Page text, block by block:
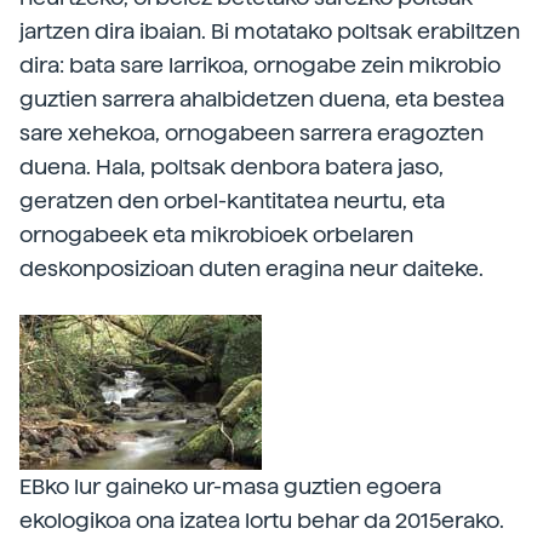
jartzen dira ibaian. Bi motatako poltsak erabiltzen
dira: bata sare larrikoa, ornogabe zein mikrobio
guztien sarrera ahalbidetzen duena, eta bestea
sare xehekoa, ornogabeen sarrera eragozten
duena. Hala, poltsak denbora batera jaso,
geratzen den orbel-kantitatea neurtu, eta
ornogabeek eta mikrobioek orbelaren
deskonposizioan duten eragina neur daiteke.
EBko lur gaineko ur-masa guztien egoera
ekologikoa ona izatea lortu behar da 2015erako.